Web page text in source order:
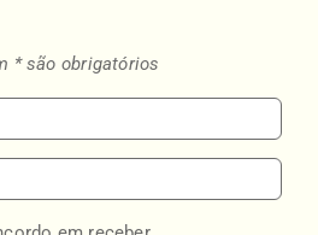
* são obrigatórios